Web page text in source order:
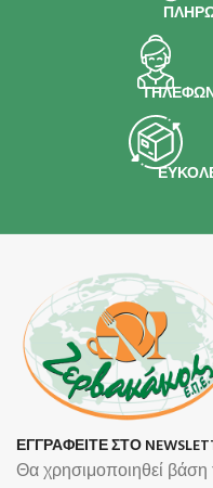
ΕΓΓΡΑΦΕΙΤΕ ΣΤΟ
Θα χρησιμοποιηθεί βάση